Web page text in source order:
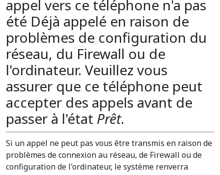
appel vers ce téléphone n'a pas
été Déjà appelé en raison de
problèmes de configuration du
réseau, du Firewall ou de
l'ordinateur. Veuillez vous
assurer que ce téléphone peut
accepter des appels avant de
passer à l'état Prêt.
Si un appel ne peut pas vous être transmis en raison de
problèmes de connexion au réseau, de Firewall ou de
configuration de l'ordinateur, le système renverra